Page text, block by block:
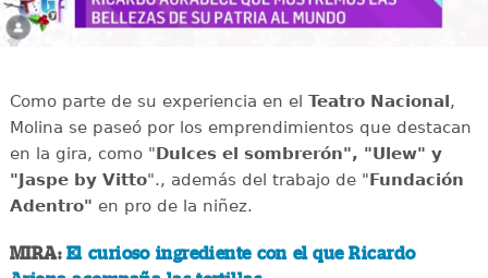
Como parte de su experiencia en el Teatro Nacional,
Molina se paseó por los emprendimientos que destacan
en la gira, como "Dulces el sombrerón", "Ulew" y
"Jaspe by Vitto"., además del trabajo de "Fundación
Adentro" en pro de la niñez.
MIRA:El curioso ingrediente con el que Ricardo